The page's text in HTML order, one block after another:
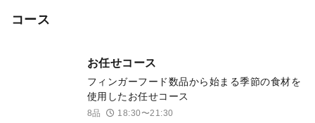
コース
お任せコース
フィンガーフード数品から始まる季節の食材を
使用したお任せコース
8品 18:30〜21:30